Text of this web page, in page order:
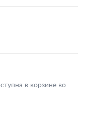
в корзине во